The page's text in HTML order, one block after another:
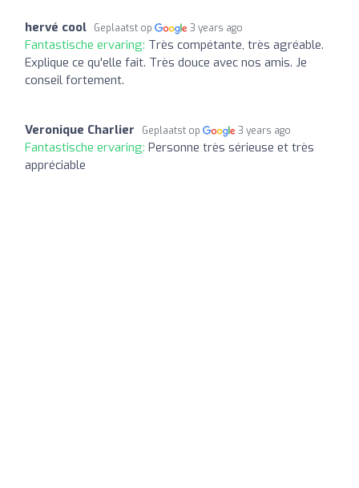
hervé cool Geplaatst op 3 years ago
Fantastische ervaring: Très compétante, très agréable.
Explique ce qu'elle fait. Très douce avec nos amis. Je
conseil fortement.
Veronique Charlier Geplaatst op 3 years ago
Fantastische ervaring: Personne très sérieuse et très
appréciable